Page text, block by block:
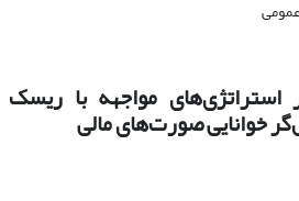
استراتژی‌های مواجهه با ریسک
خوانایی صورت‌های مالی